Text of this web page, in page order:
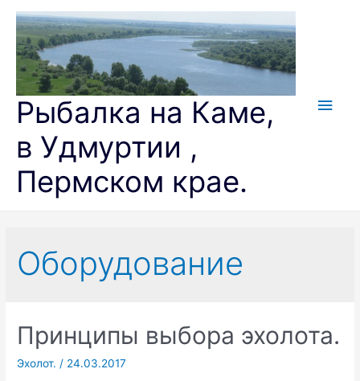
Перейти
содержимому
Рыбалка на Каме,
в Удмуртии ,
Пермском крае.
Оборудование
Принципы выбора эхолота.
Эхолот. / 24.03.2017